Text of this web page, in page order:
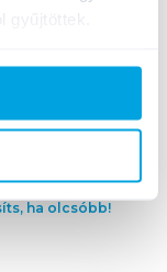
gyűjtöttek.
ha olcsóbb!